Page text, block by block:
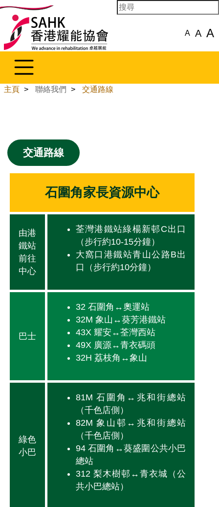
A A A
主頁 > 聯絡我們 > 交通路線
交通路線
石圍角家長資源中心
由港
鐵站
前往
中心
荃灣港鐵站綠楊新邨C出口
（步行約10-15分鐘）
大窩口港鐵站青山公路B出
口（步行約10分鐘）
巴士
32 石圍角↔奧運站
32M 象山↔葵芳港鐵站
43X 耀安↔荃灣西站
49X 廣源↔青衣碼頭
32H 荔枝角↔象山
綠色
小巴
81M 石圍角↔兆和街總站
（千色店側）
82M 象山邨↔兆和街總站
（千色店側）
94 石圍角↔葵盛圍公共小巴
總站
312 梨木樹邨↔青衣城（公
共小巴總站）